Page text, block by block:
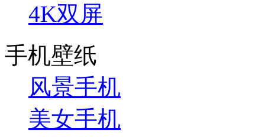
4K双屏
手机壁纸
风景手机
美女手机